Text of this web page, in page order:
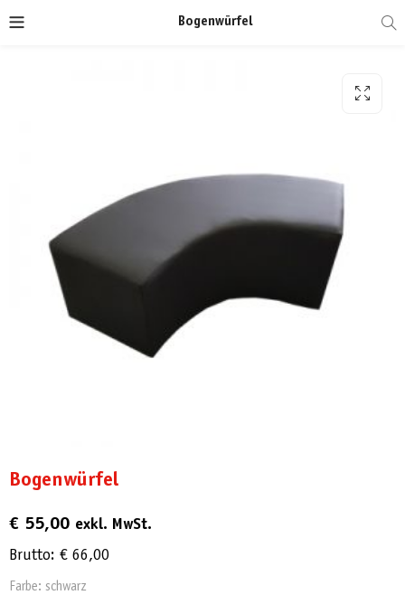
Bogenwürfel
Bogenwürfel
€ 55,00 exkl. MwSt.
Brutto: € 66,00
Farbe: schwarz